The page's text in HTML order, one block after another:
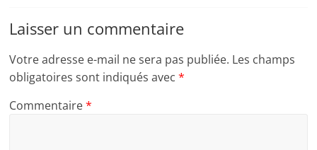
Laisser un commentaire
Votre adresse e-mail ne sera pas publiée. Les champs
obligatoires sont indiqués avec*
Commentaire*